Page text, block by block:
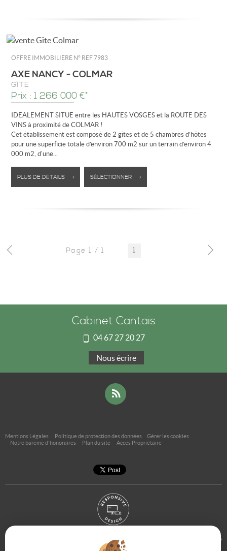
OFFRE IMMOBILIÈRE N° REF 7983
AXE NANCY - COLMAR
GÎTE
Prix : 1 266 000 €*
IDÉALEMENT SITUÉ entre les HAUTES VOSGES et la ROUTE DES
VINS à proximité de COLMAR !
Cet établissement est composé de 2 gîtes et de 5 chambres d’hôtes
pour une superficie totale d’environ 700 m2 sur un terrain d’environ 4
000 m2, d'une...
PLUS DE DÉTAILS > SÉLECTIONNER >
Page 1 / 1 1
Cabinet Cantais
04 67 27 20 27
Nous écrire
Mentions Légales Politique de protection des données
Gérer les cookies
Notre barème d'honoraires
Plan du site Accès Propriétaire
Afin de vous offrir un confort de lecture permanent, depuis votre PC, votre tablette
ou votre smartphone, notre site s’adapte automatiquement aux différents types